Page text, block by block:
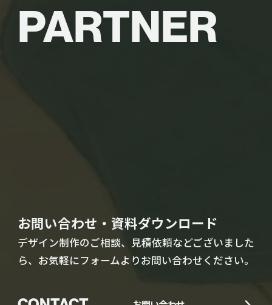
PARTNER
お問い合わせ・資料ダウンロード
デザイン制作のご相談、見積依頼などございました
ら、お気軽にフォームよりお問い合わせください。